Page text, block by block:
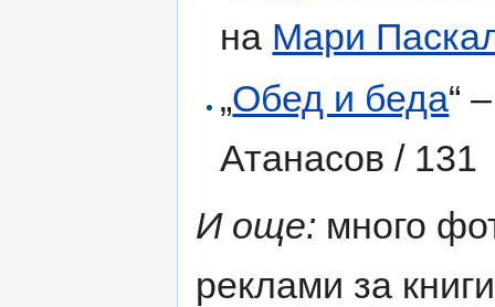
на Мари
„Обед и беда“
Атанасов / 131
И още: много
реклами за